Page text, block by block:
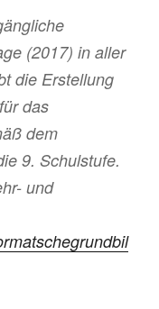
(2017) in aller
die Erstellung
das
dem
9. Schulstufe.
und